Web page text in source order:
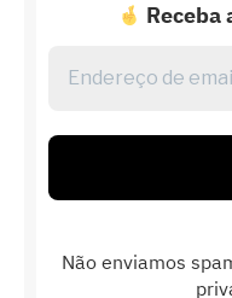
Receba
de
*
Não enviamos